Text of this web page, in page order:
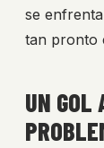
se
tan pronto
UN GOL